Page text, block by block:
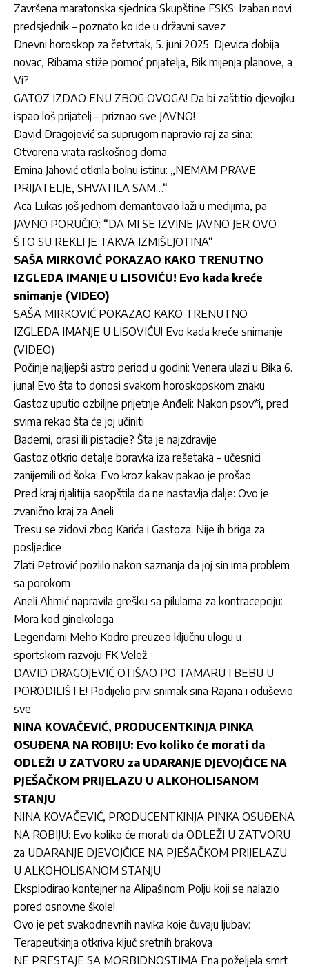
Završena maratonska sjednica Skupštine FSKS: Izaban novi
predsjednik – poznato ko ide u državni savez
Dnevni horoskop za četvrtak, 5. juni 2025: Djevica dobija
novac, Ribama stiže pomoć prijatelja, Bik mijenja planove, a
Vi?
GATOZ IZDAO ENU ZBOG OVOGA! Da bi zaštitio djevojku
ispao loš prijatelj – priznao sve JAVNO!
David Dragojević sa suprugom napravio raj za sina:
Otvorena vrata raskošnog doma
Emina Jahović otkrila bolnu istinu: „NEMAM PRAVE
PRIJATELJE, SHVATILA SAM…“
Aca Lukas još jednom demantovao laži u medijima, pa
JAVNO PORUČIO: “DA MI SE IZVINE JAVNO JER OVO
ŠTO SU REKLI JE TAKVA IZMIŠLJOTINA“
SAŠA MIRKOVIĆ POKAZAO KAKO TRENUTNO
IZGLEDA IMANJE U LISOVIĆU! Evo kada kreće
snimanje (VIDEO)
SAŠA MIRKOVIĆ POKAZAO KAKO TRENUTNO
IZGLEDA IMANJE U LISOVIĆU! Evo kada kreće snimanje
(VIDEO)
Počinje najljepši astro period u godini: Venera ulazi u Bika 6.
juna! Evo šta to donosi svakom horoskopskom znaku
Gastoz uputio ozbiljne prijetnje Anđeli: Nakon psov*i, pred
svima rekao šta će joj učiniti
Bademi, orasi ili pistacije? Šta je najzdravije
Gastoz otkrio detalje boravka iza rešetaka – učesnici
zanijemili od šoka: Evo kroz kakav pakao je prošao
Pred kraj rijalitija saopštila da ne nastavlja dalje: Ovo je
zvanično kraj za Aneli
Tresu se zidovi zbog Karića i Gastoza: Nije ih briga za
posljedice
Zlati Petrović pozlilo nakon saznanja da joj sin ima problem
sa porokom
Aneli Ahmić napravila grešku sa pilulama za kontracepciju:
Mora kod ginekologa
Legendarni Meho Kodro preuzeo ključnu ulogu u
sportskom razvoju FK Velež
DAVID DRAGOJEVIĆ OTIŠAO PO TAMARU I BEBU U
PORODILIŠTE! Podijelio prvi snimak sina Rajana i oduševio
sve
NINA KOVAČEVIĆ, PRODUCENTKINJA PINKA
OSUĐENA NA ROBIJU: Evo koliko će morati da
ODLEŽI U ZATVORU za UDARANJE DJEVOJČICE NA
PJEŠAČKOM PRIJELAZU U ALKOHOLISANOM
STANJU
NINA KOVAČEVIĆ, PRODUCENTKINJA PINKA OSUĐENA
NA ROBIJU: Evo koliko će morati da ODLEŽI U ZATVORU
za UDARANJE DJEVOJČICE NA PJEŠAČKOM PRIJELAZU
U ALKOHOLISANOM STANJU
Eksplodirao kontejner na Alipašinom Polju koji se nalazio
pored osnovne škole!
Ovo je pet svakodnevnih navika koje čuvaju ljubav:
Terapeutkinja otkriva ključ sretnih brakova
NE PRESTAJE SA MORBIDNOSTIMA Ena poželjela smrt